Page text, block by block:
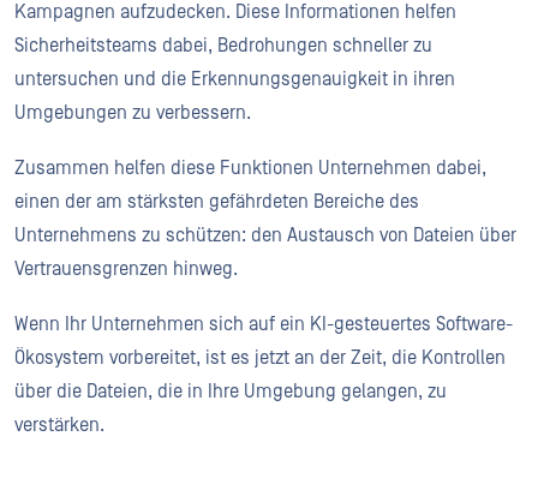
Kampagnen aufzudecken. Diese Informationen helfen
Sicherheitsteams dabei, Bedrohungen schneller zu
untersuchen und die Erkennungsgenauigkeit in ihren
Umgebungen zu verbessern.
Zusammen helfen diese Funktionen Unternehmen dabei,
einen der am stärksten gefährdeten Bereiche des
Unternehmens zu schützen: den Austausch von Dateien über
Vertrauensgrenzen hinweg.
Wenn Ihr Unternehmen sich auf ein KI-gesteuertes Software-
Ökosystem vorbereitet, ist es jetzt an der Zeit, die Kontrollen
über die Dateien, die in Ihre Umgebung gelangen, zu
verstärken.